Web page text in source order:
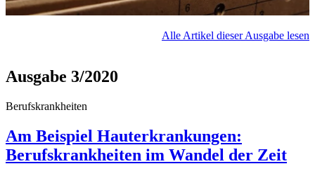
Alle Artikel dieser Ausgabe lesen
Ausgabe 3/2020
Berufskrankheiten
Am Beispiel Hauterkrankungen:
Berufskrankheiten im Wandel der Zeit